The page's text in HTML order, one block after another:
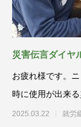
災害伝言ダイヤ
お疲れ様です。
時に使用が出来
ります。
2025.03.22 就